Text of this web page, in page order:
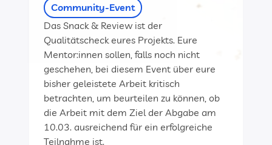
Community-Event
Das Snack & Review ist der
Qualitätscheck eures Projekts. Eure
Mentor:innen sollen, falls noch nicht
geschehen, bei diesem Event über eure
bisher geleistete Arbeit kritisch
betrachten, um beurteilen zu können, ob
die Arbeit mit dem Ziel der Abgabe am
10.03. ausreichend für ein erfolgreiche
Teilnahme ist.